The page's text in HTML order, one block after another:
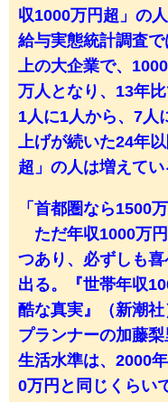
収1000万円超」の
給与実態統計調査
上の大企業で、
万人となり、13年
1人に1人から、7人
上げが続いた24年
超」の人は増えてい
「首都圏なら1500
ただ年収1000万
つあり、必ずしも
出る。『世帯年収
酷な真実』（新潮
プランナーの加藤
生活水準は、2000
0万円と同じくらい